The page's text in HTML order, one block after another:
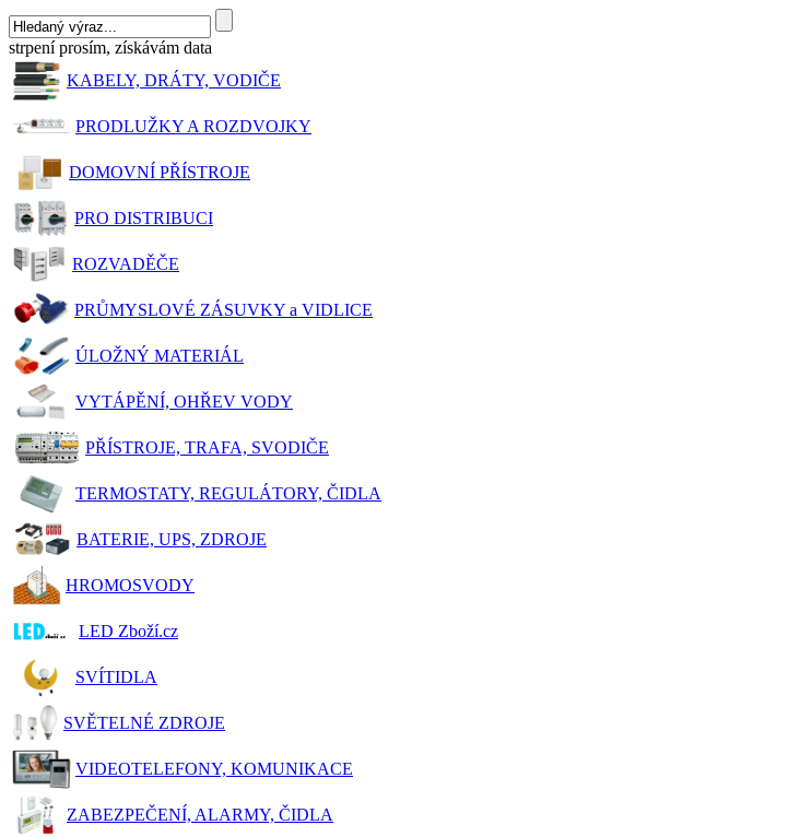
strpení prosím, získávám data
KABELY, DRÁTY, VODIČE
PRODLUŽKY A ROZDVOJKY
DOMOVNÍ PŘÍSTROJE
PRO DISTRIBUCI
ROZVADĚČE
PRŮMYSLOVÉ ZÁSUVKY a VIDLICE
ÚLOŽNÝ MATERIÁL
VYTÁPĚNÍ, OHŘEV VODY
PŘÍSTROJE, TRAFA, SVODIČE
TERMOSTATY, REGULÁTORY, ČIDLA
BATERIE, UPS, ZDROJE
HROMOSVODY
LED Zboží.cz
SVÍTIDLA
SVĚTELNÉ ZDROJE
VIDEOTELEFONY, KOMUNIKACE
ZABEZPEČENÍ, ALARMY, ČIDLA